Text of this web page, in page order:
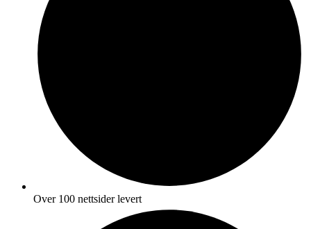
Over 100 nettsider levert